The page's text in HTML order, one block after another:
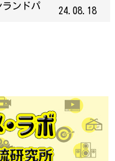
ランドパ
24.08.18